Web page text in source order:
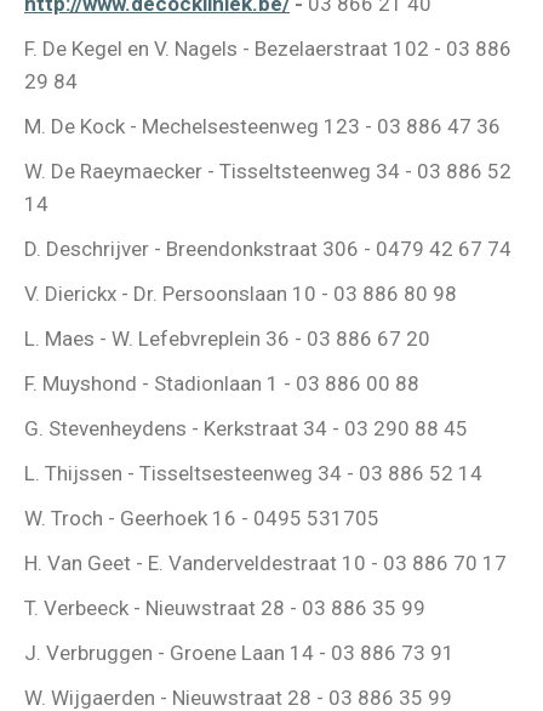
F. De Kegel en V. Nagels - Bezelaerstraat 102 - 03 886
29 84
M. De Kock - Mechelsesteenweg 123 - 03 886 47 36
W. De Raeymaecker - Tisseltsteenweg 34 - 03 886 52
14
D. Deschrijver - Breendonkstraat 306 - 0479 42 67 74
V. Dierickx - Dr. Persoonslaan 10 - 03 886 80 98
L. Maes - W. Lefebvreplein 36 - 03 886 67 20
F. Muyshond - Stadionlaan 1 - 03 886 00 88
G. Stevenheydens - Kerkstraat 34 - 03 290 88 45
L. Thijssen - Tisseltsesteenweg 34 - 03 886 52 14
W. Troch - Geerhoek 16 - 0495 531705
H. Van Geet - E. Vanderveldestraat 10 - 03 886 70 17
T. Verbeeck - Nieuwstraat 28 - 03 886 35 99
J. Verbruggen - Groene Laan 14 - 03 886 73 91
W. Wijgaerden - Nieuwstraat 28 - 03 886 35 99